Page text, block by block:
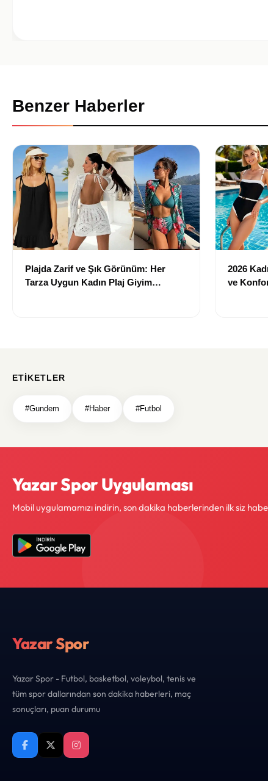
Benzer Haberler
Plajda Zarif ve Şık Görünüm: Her
Tarza Uygun Kadın Plaj Giyim
2026
ve
ETIKETLER
#Gundem #Haber #Futbol
Yazar Spor Uygulaması
Mobil uygulamamızı indirin, son dakika haberlerinden ilk siz
Yazar Spor
Yazar Spor - Futbol, basketbol, voleybol, tenis ve
tüm spor dallarından son dakika haberleri, maç
sonuçları, puan durumu